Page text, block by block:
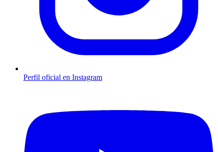
Perfil oficial en Instagram